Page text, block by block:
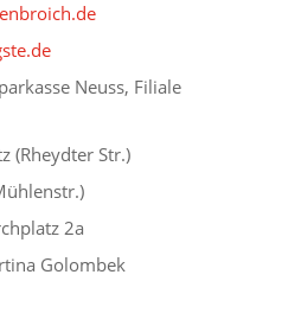
Neuss, Filiale
(Rheydter Str.)
2a
Golombek